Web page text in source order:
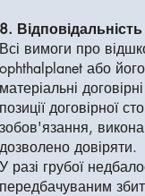
8. Відповідальність
Всі вимоги про
ophthalplanet або
матеріальні
позиції договірної
зобов'язання,
дозволено довіряти.
У разі грубої
передбачуваним